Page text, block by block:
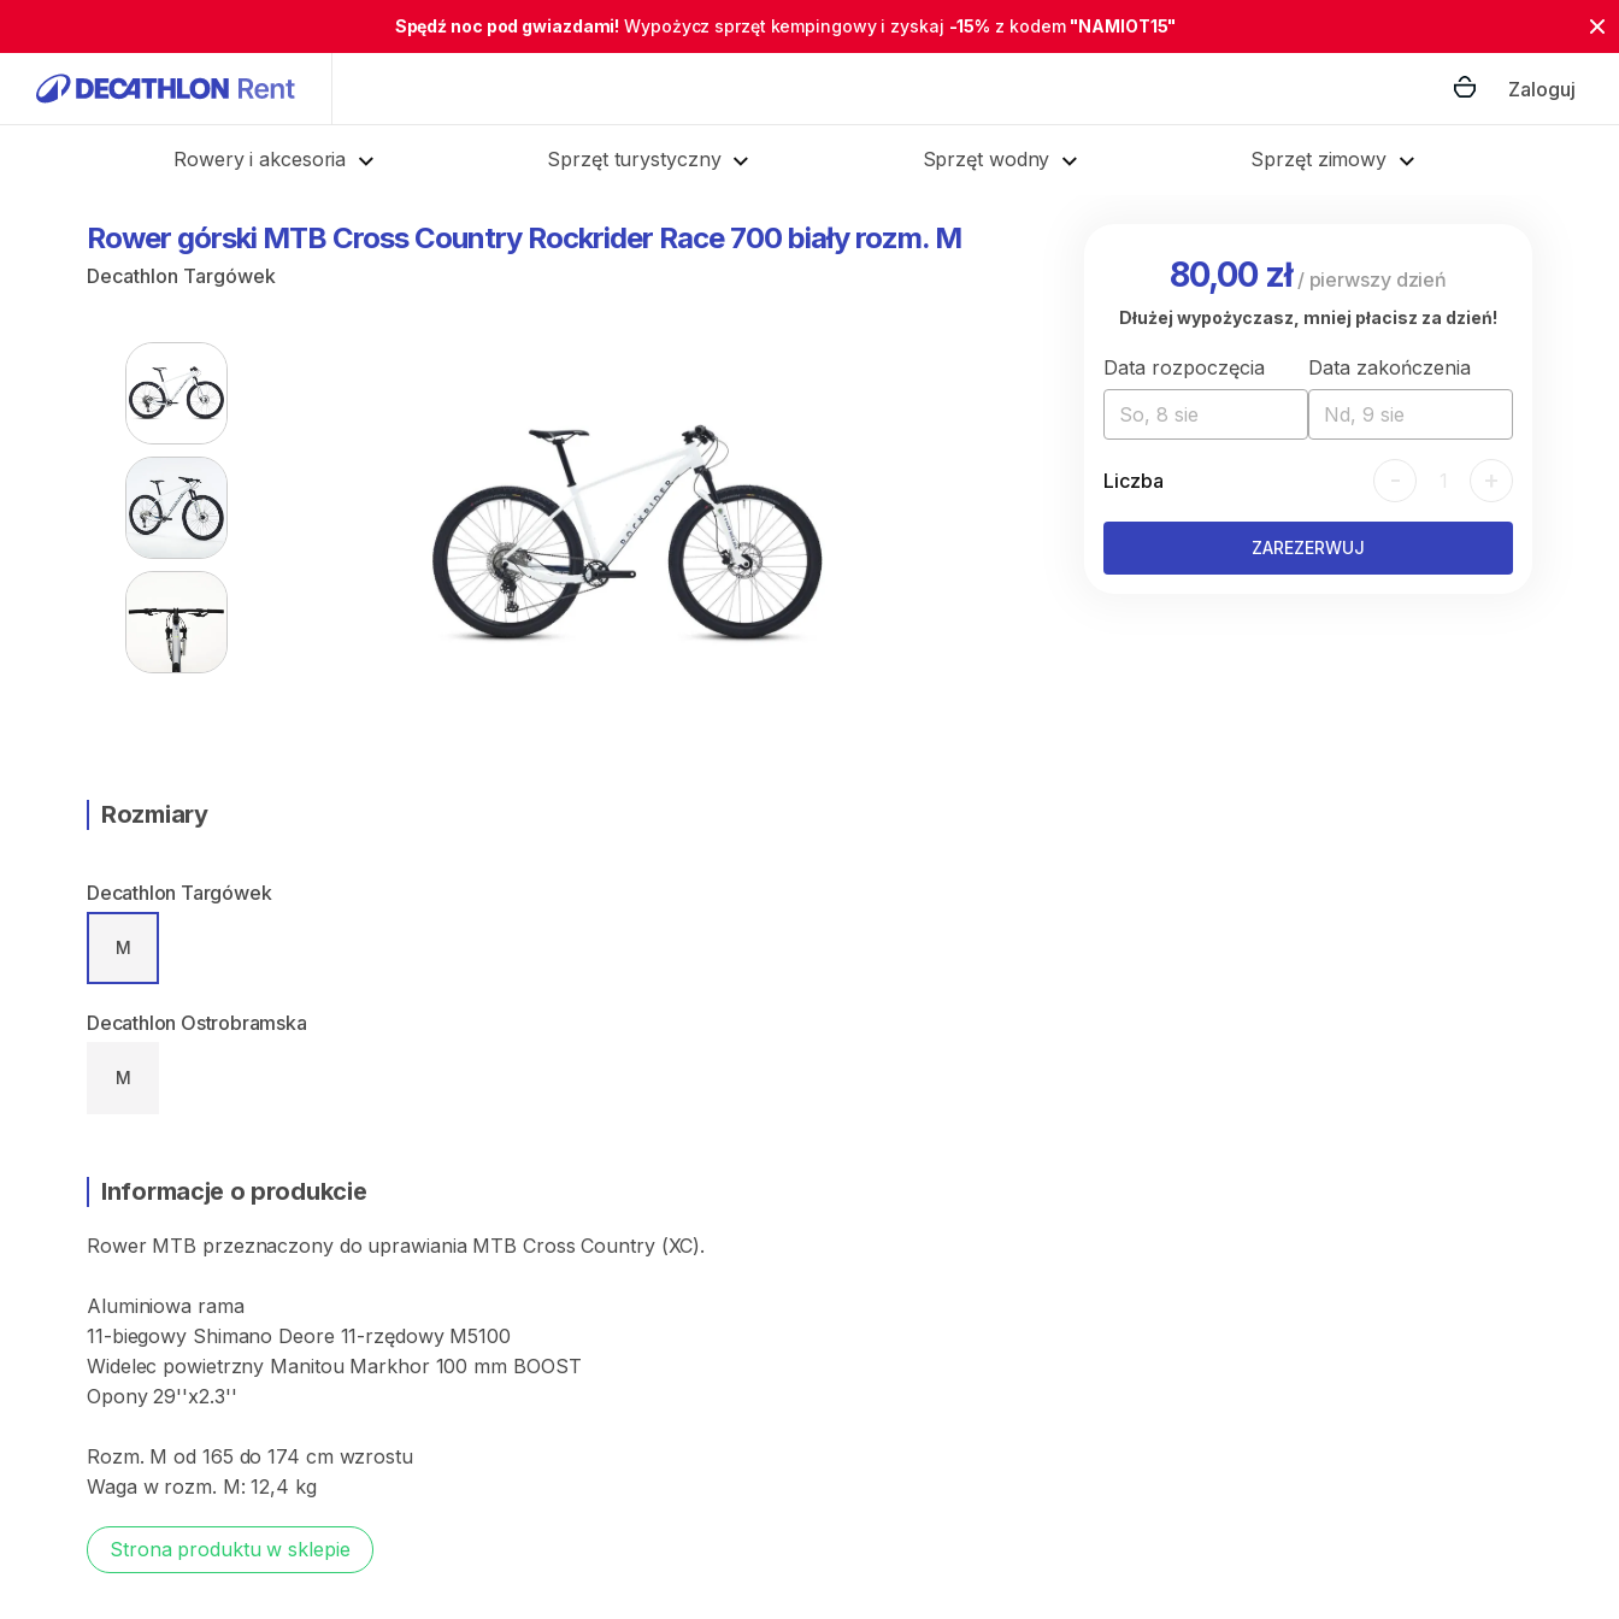
Spędź noc pod gwiazdami! Wypożycz sprzęt kempingowy i zyskaj -15% z kodem "NAMIOT15"
Zaloguj
Rowery i akcesoria Sprzęt turystyczny Sprzęt wodny Sprzęt zimowy
Rower górski MTB Cross Country Rockrider Race 700 biały rozm. M
Decathlon Targówek
Rozmiary
Decathlon Targówek
M
Decathlon Ostrobramska
M
Informacje o produkcie
Rower MTB przeznaczony do uprawiania MTB Cross Country (XC).
Aluminiowa rama
11-biegowy Shimano Deore 11-rzędowy M5100
Widelec powietrzny Manitou Markhor 100 mm BOOST
Opony 29''x2.3''
Rozm. M od 165 do 174 cm wzrostu
Waga w rozm. M: 12​​​,​​​4 kg
Strona produktu w sklepie
80,00 zł/ pierwszy dzień
Dłużej wypożyczasz, mniej płacisz za dzień!
Data rozpoczęcia
So, 8 sie
Data zakończenia
Nd, 9 sie
Liczba - 1 +
ZAREZERWUJ